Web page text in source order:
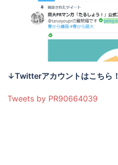
↓Twitterアカウントはこちら！
Tweets by PR90664039